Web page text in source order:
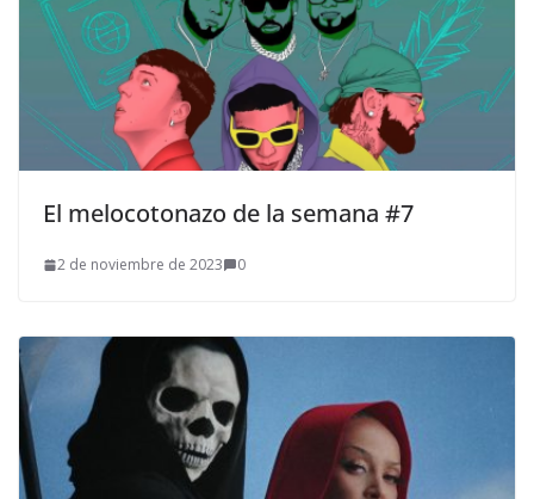
El melocotonazo de la semana #7
2 de noviembre de 2023 0